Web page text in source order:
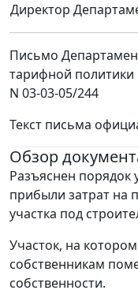
Директор
Письмо
тарифной
N 03-03-05/244
Текст письма
Обзор
Разъяснен порядок
прибыли затрат на
участка под
Участок, на
собственникам
собственности.